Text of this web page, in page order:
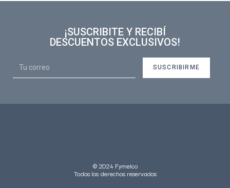
¡SUSCRIBITE Y RECIBÍ
DESCUENTOS EXCLUSIVOS!
SUSCRIBIRME
© 2024 Fymelco
Todos los derechos reservados